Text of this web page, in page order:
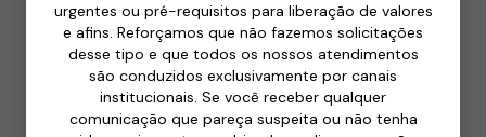
Nossa missão é
construir relacionamentos de
confiança, fornecendo orientação
estratégica e representando nossos
urgentes ou pré-requisitos para liberação de valores
e afins. Reforçamos que não fazemos solicitações
desse tipo e que todos os nossos atendimentos
são conduzidos exclusivamente por canais
institucionais. Se você receber qualquer
comunicação que pareça suspeita ou não tenha